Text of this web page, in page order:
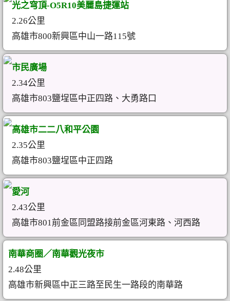
光之穹頂-O5R10美麗島捷運站
2.26公里
高雄市800新興區中山一路115號
市民廣場
2.34公里
高雄市803鹽埕區中正四路、大勇路口
高雄市二二八和平公園
2.35公里
高雄市803鹽埕區中正四路
愛河
2.43公里
高雄市801前金區同盟路接前金區河東路、河西路
南華商圈／南華觀光夜市
2.48公里
高雄市新興區中正三路至民生一路段的南華路